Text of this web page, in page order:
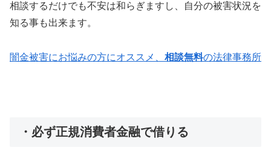
相談するだけでも不安は和らぎますし、自分の被害状況を
知る事も出来ます。
闇金被害にお悩みの方にオススメ、 相談無料の法律事務所
・必ず正規消費者金融で借りる